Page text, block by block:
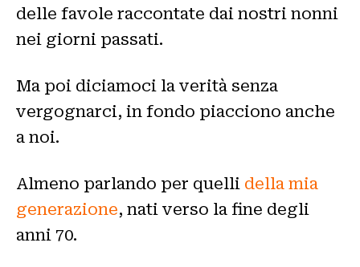
delle favole raccontate dai nostri nonni
nei giorni passati.
Ma poi diciamoci la verità senza
vergognarci, in fondo piacciono anche
a noi.
Almeno parlando per quelli della mia
generazione, nati verso la fine degli
anni 70.